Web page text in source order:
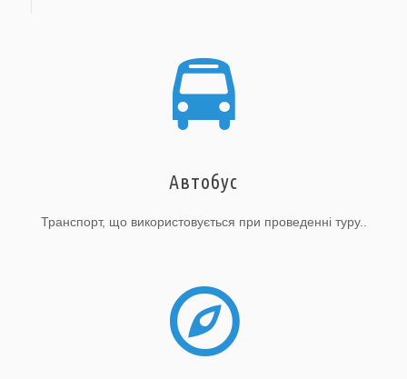
Автобус
Транспорт, що використовується при проведенні туру..